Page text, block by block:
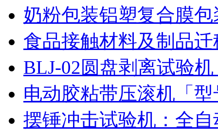
奶粉包装铝塑复合膜
食品接触材料及制品
BLJ-02圆盘剥离试验
电动胶粘带压滚机「
摆锤冲击试验机：全